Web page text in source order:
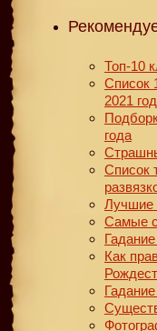
Топ-10
Список
2021 год
года
Список
Лучшие
Самые
Как